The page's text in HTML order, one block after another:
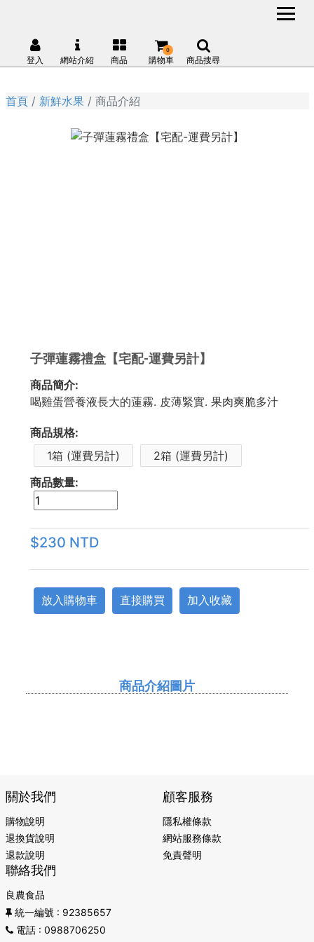
登入 網站介紹 商品 購物車
0
商品搜尋
首頁 新鮮水果 商品介紹
子彈蓮霧禮盒【宅配-運費另計】
商品簡介:
喝雞蛋營養液長大的蓮霧. 皮薄緊實. 果肉爽脆多汁
商品規格:
1箱 (運費另計)
2箱 (運費另計)
商品數量:
$230 NTD
放入購物車 直接購買 加入收藏
商品介紹圖片
關於我們
購物說明
退換貨說明
退款說明
顧客服務
隱私權條款
網站服務條款
免責聲明
聯絡我們
良農食品
統一編號 : 92385657
電話: 0988706250